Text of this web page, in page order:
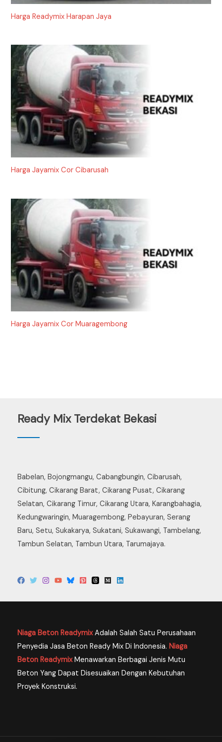
Harga Readymix Harapan Jaya
Harga Jayamix Cor Cibarusah
Harga Jayamix Cor Muaragembong
Ready Mix Terdekat Bekasi
Babelan, Bojongmangu, Cabangbungin, Cibarusah,
Cibitung, Cikarang Barat, Cikarang Pusat, Cikarang
Selatan, Cikarang Timur, Cikarang Utara, Karangbahagia,
Kedungwaringin, Muaragembong, Pebayuran, Serang
Baru, Setu, Sukakarya, Sukatani, Sukawangi, Tambelang,
Tambun Selatan, Tambun Utara, Tarumajaya.
Niaga Beton ReadymixAdalah Salah Satu Perusahaan
Penyedia Jasa Beton Ready Mix Di Indonesia. Niaga
Beton ReadymixMenawarkan Berbagai Jenis Mutu
Beton Yang Dapat Disesuaikan Dengan Kebutuhan
Proyek Konstruksi.
Tim Dukungan Pelanggan Kami Siap Menjawab
Pertanyaan Anda.!